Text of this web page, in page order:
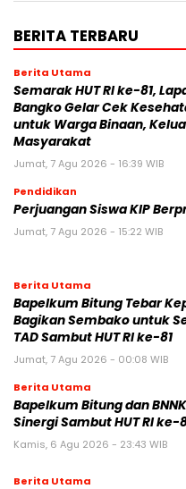
BERITA TERBARU
Berita Utama
Semarak HUT RI ke-81,
Bangko Gelar Cek
untuk Warga Binaan,
Masyarakat
Jumat, 7 Agu 2026 - 16:39 WIB
Pendidikan
Perjuangan Siswa KIP
Jumat, 7 Agu 2026 - 15:22 WIB
Berita Utama
Bapelkum Bitung Tebar
Bagikan Sembako untuk
TAD Sambut HUT RI ke-81
Jumat, 7 Agu 2026 - 00:08 WIB
Berita Utama
Bapelkum Bitung dan
Sinergi Sambut HUT RI ke-
Kamis, 6 Agu 2026 - 23:43 WIB
Berita Utama